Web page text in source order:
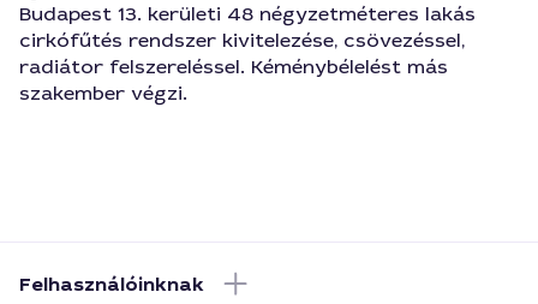
Budapest 13. kerületi 48 négyzetméteres lakás
cirkófűtés rendszer kivitelezése, csövezéssel,
radiátor felszereléssel. Kéménybélelést más
szakember végzi.
Felhasználóinknak